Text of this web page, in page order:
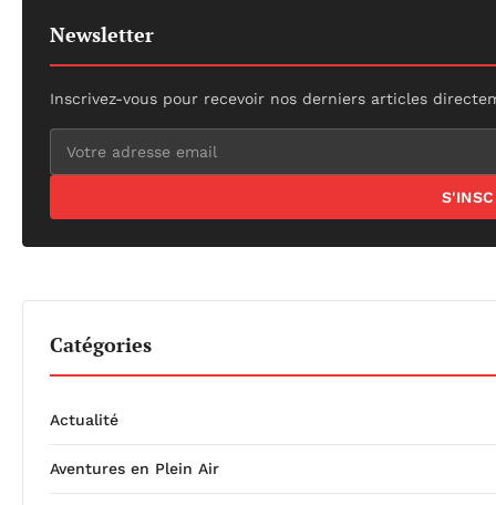
Newsletter
Inscrivez-vous pour recevoir nos derniers articles
Catégories
Actualité
Aventures en Plein Air